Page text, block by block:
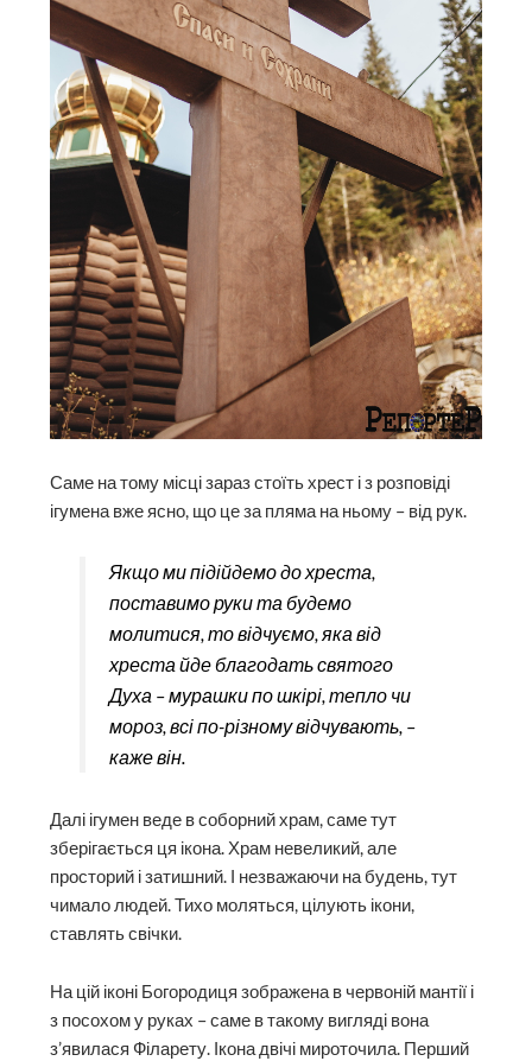
Саме на тому місці зараз стоїть хрест і з розповіді
ігумена вже ясно, що це за пляма на ньому – від рук.
Якщо ми підійдемо до хреста,
поставимо руки та будемо
молитися, то відчуємо, яка від
хреста йде благодать святого
Духа – мурашки по шкірі, тепло чи
мороз, всі по-різному відчувають, –
каже він.
Далі ігумен веде в соборний храм, саме тут
зберігається ця ікона. Храм невеликий, але
просторий і затишний. І незважаючи на будень, тут
чимало людей. Тихо моляться, цілують ікони,
ставлять свічки.
На цій іконі Богородиця зображена в червоній мантії і
з посохом у руках – саме в такому вигляді вона
з’явилася Філарету. Ікона двічі мироточила. Перший